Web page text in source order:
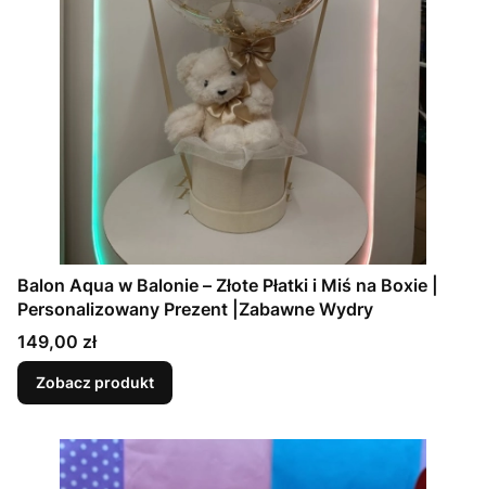
Balon Aqua w Balonie – Złote Płatki i Miś na Boxie |
Personalizowany Prezent |Zabawne Wydry
Cena
149,00 zł
Zobacz produkt